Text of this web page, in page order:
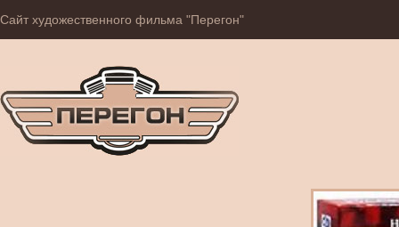
Сайт художественного фильма "Перегон"